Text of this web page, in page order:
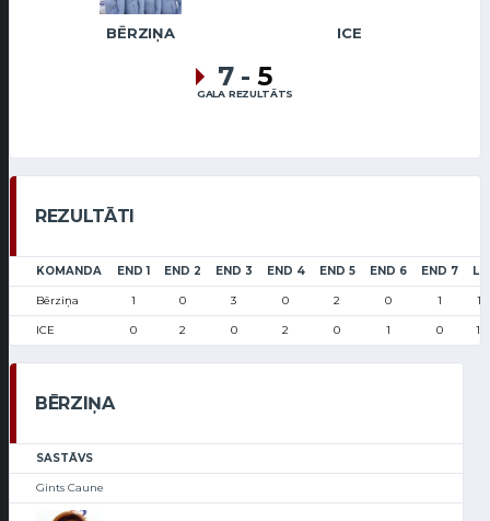
BĒRZIŅA ICE
7 - 5
GALA REZULTĀTS
REZULTĀTI
KOMANDA END 1 END 2 END 3 END 4 END 5 END 6 END 7
Bērziņa 1 0 3 0 2 0 1
ICE 0 2 0 2 0 1 0
BĒRZIŅA
SASTĀVS
Gints Caune